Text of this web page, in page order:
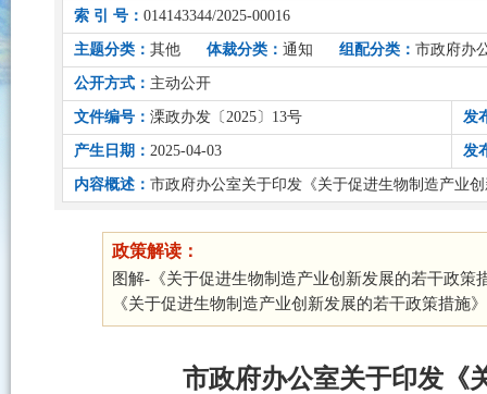
索 引 号： 014143344/2025-00016
主题分类： 其他 体裁分类： 通知 组配分类： 市政府办
公开方式： 主动公开
文件编号： 溧政办发〔2025〕13号 发
产生日期： 2025-04-03 发
内容概述： 市政府办公室关于印发《关于促进生物制造产业
政策解读：
图解-《关于促进生物制造产业创新发展的若干政策
《关于促进生物制造产业创新发展的若干政策措施
市政府办公室关于印发《